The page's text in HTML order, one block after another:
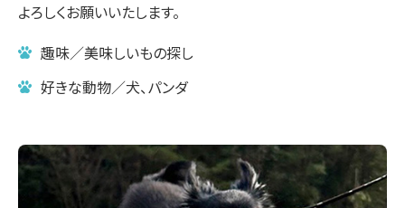
よろしくお願いいたします。
趣味／美味しいもの探し
好きな動物／犬、パンダ